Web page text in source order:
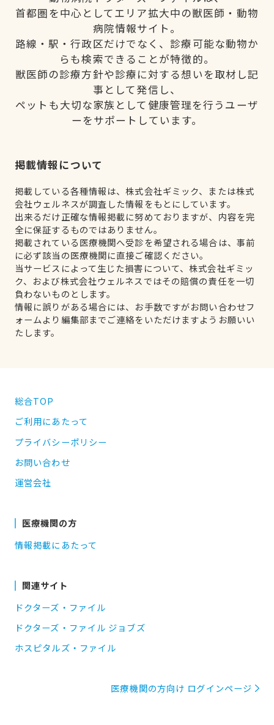
首都圏を中心としてエリア拡大中の獣医師・動物
病院情報サイト。
路線・駅・行政区だけでなく、診療可能な動物か
らも検索できることが特徴的。
獣医師の診療方針や診療に対する想いを取材し記
事として発信し、
ペットも大切な家族として健康管理を行うユーザ
ーをサポートしています。
掲載情報について
掲載している各種情報は、株式会社ギミック、または株式
会社ウェルネスが調査した情報をもとにしています。
出来るだけ正確な情報掲載に努めておりますが、内容を完
全に保証するものではありません。
掲載されている医療機関へ受診を希望される場合は、事前
に必ず該当の医療機関に直接ご確認ください。
当サービスによって生じた損害について、株式会社ギミッ
ク、および株式会社ウェルネスではその賠償の責任を一切
負わないものとします。
情報に誤りがある場合には、お手数ですがお問い合わせフ
ォームより編集部までご連絡をいただけますようお願いい
たします。
総合TOP
ご利用にあたって
プライバシーポリシー
お問い合わせ
運営会社
医療機関の方
情報掲載にあたって
関連サイト
ドクターズ・ファイル
ドクターズ・ファイル ジョブズ
ホスピタルズ・ファイル
医療機関の方向け ログインページ